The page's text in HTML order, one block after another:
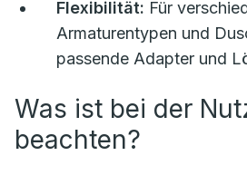
Flexibilität: Für
Armaturentypen und
passende Adapter und
Was ist bei der
beachten?